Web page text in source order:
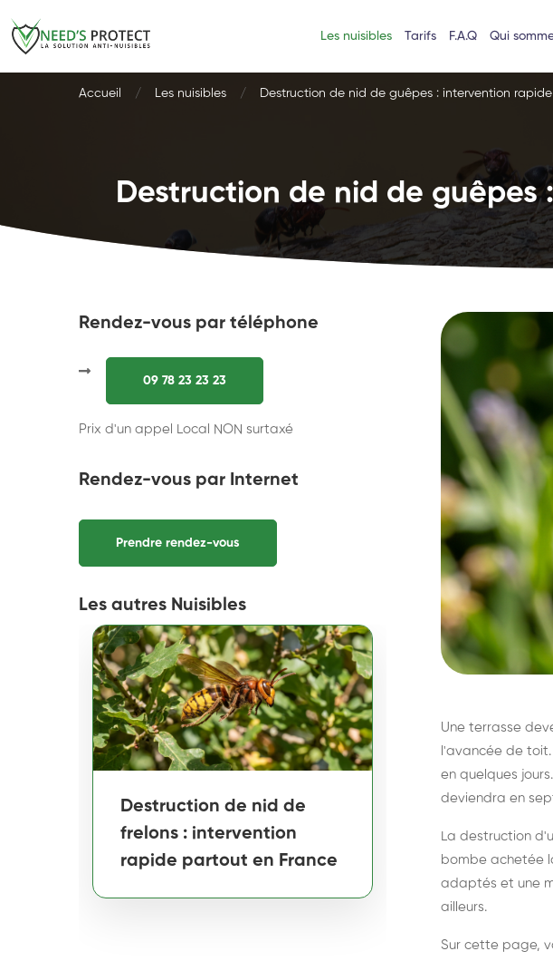
Les nuisibles Tarifs F.A.Q Qui
Accueil Les nuisibles Destruction de nid de guêpes : intervention
Destruction de nid de
Rendez-vous par téléphone
09 78 23 23 23
Prix d'un appel Local NON surtaxé
Rendez-vous par Internet
Prendre rendez-vous
Les autres Nuisibles
Destruction de nid de
frelons : intervention
rapide partout en France
frelons
France
Une terrasse
l'avancée de
en quelques
deviendra en
La destruction
bombe achetée
adaptés et une
ailleurs.
Sur cette page,